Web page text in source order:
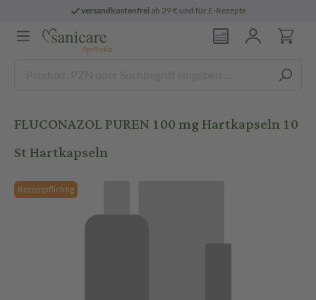
versandkostenfreiab 29 € und für E-Rezepte
FLUCONAZOL PUREN 100 mg Hartkapseln 10
St Hartkapseln
Rezeptpflichtig